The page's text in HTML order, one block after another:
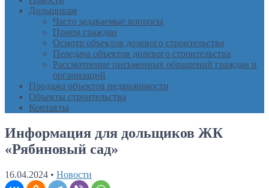
Дольщикам
Часто задаваемые вопросы
Прием граждан
Осмотр объектов долевого строительства
Передача объектов долевого строительства
Рассмотрение письменных обращений граждан и
организаций
Продажа объектов недвижимости
Объекты строительства
Контакты
Информация для дольщиков ЖК
«Рябиновый сад»
16.04.2024 • Новости